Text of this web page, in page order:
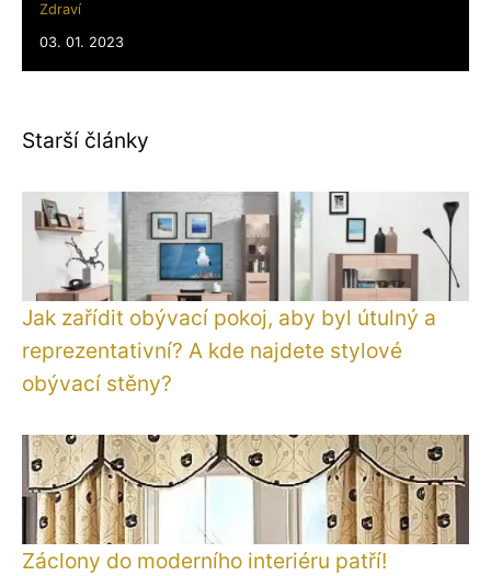
Zdraví
03. 01. 2023
Starší články
Jak zařídit obývací pokoj, aby byl útulný a
reprezentativní? A kde najdete stylové
obývací stěny?
Záclony do moderního interiéru patří!